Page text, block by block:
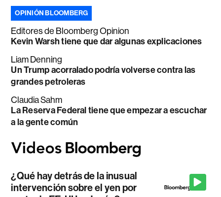
OPINIÓN BLOOMBERG
Editores de Bloomberg Opinion
Kevin Warsh tiene que dar algunas explicaciones
Liam Denning
Un Trump acorralado podría volverse contra las
grandes petroleras
Claudia Sahm
La Reserva Federal tiene que empezar a escuchar
a la gente común
¿Qué hay detrás de la inusual
intervención sobre el yen por